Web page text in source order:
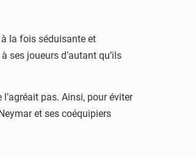
à la fois séduisante et
ses joueurs d’autant qu’ils
pas. Ainsi, pour éviter
et ses coéquipiers